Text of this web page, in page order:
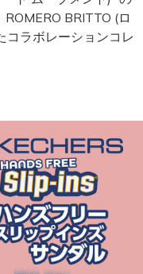
BRITTO (ロ
コラボレーションコレ